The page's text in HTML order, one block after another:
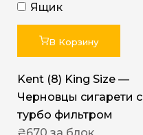
Ящик
В Корзину
Kent (8) King Size —
Черновцы сигарети с
турбо фильтром